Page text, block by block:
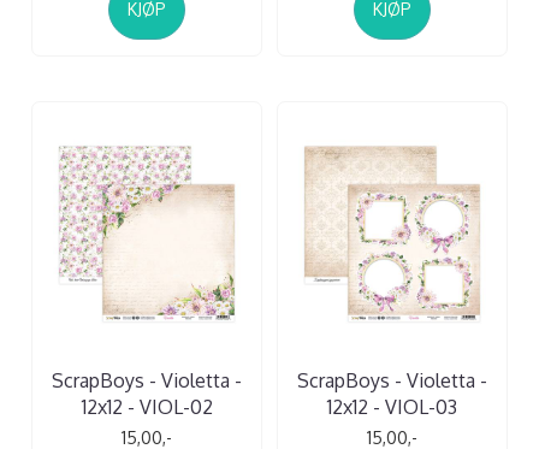
KJØP KJØP
ScrapBoys - Violetta -
12x12 - VIOL-02
15,00,-
ScrapBoys - Violetta -
12x12 - VIOL-03
15,00,-